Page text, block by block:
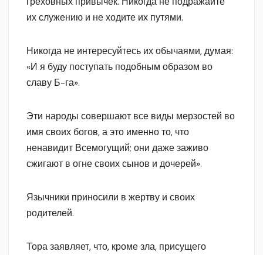
их служению и не ходите их путями.
Никогда не интересуйтесь их обычаями, думая:
«И я буду поступать подобным образом во
славу Б-га».
Эти народы совершают все виды мерзостей во
имя своих богов, а это именно то, что
ненавидит Всемогущий; они даже заживо
сжигают в огне своих сынов и дочерей».
Язычники приносили в жертву и своих
родителей.
Тора заявляет, что, кроме зла, присущего